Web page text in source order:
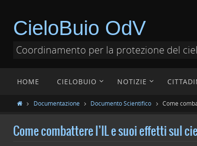
CieloBuio OdV
Coordinamento per la protezione del
HOME CIELOBUIO NOTIZIE
Documentazione Documento Scientifico Come
Come combattere l’IL e suoi effetti sul